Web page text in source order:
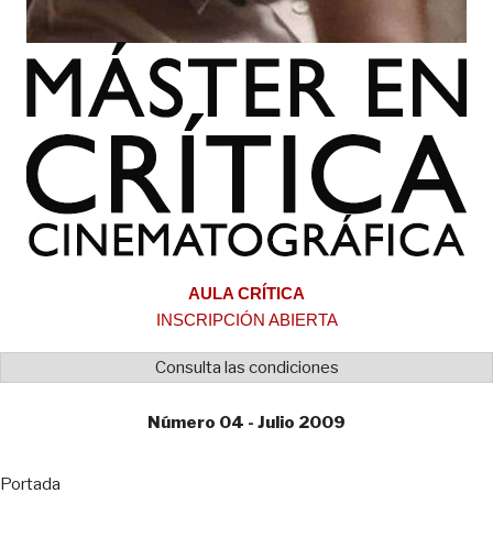
AULA CRÍTICA
INSCRIPCIÓN ABIERTA
Consulta las condiciones
Número 04 - Julio 2009
Portada